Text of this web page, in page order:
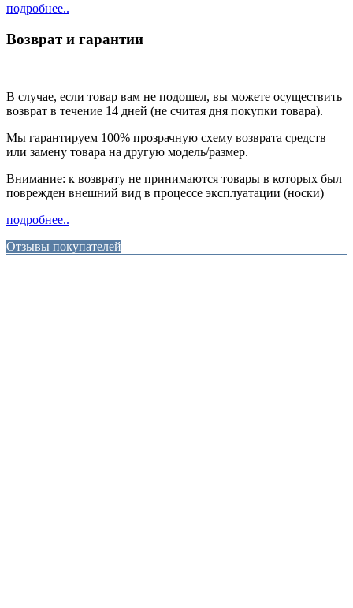
подробнее..
Возврат и гарантии
В случае, если товар вам не подошел, вы можете осуществить
возврат в течение 14 дней (не считая дня покупки товара).
Мы гарантируем 100% прозрачную схему возврата средств
или замену товара на другую модель/размер.
Внимание: к возврату не принимаются товары в которых был
поврежден внешний вид в процессе эксплуатации (носки)
подробнее..
Отзывы покупателей